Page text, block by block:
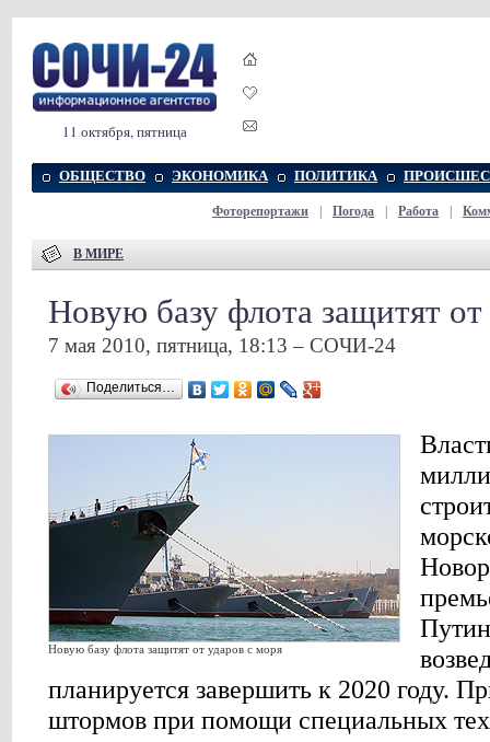
11 октября, пятница
ОБЩЕСТВО ЭКОНОМИКА ПОЛИТИКА
Фоторепортажи Погода Работа
В МИРЕ
Новую базу флота защитят
7 мая 2010, пятница, 18:13 – СОЧИ-24
Поделиться…
Новую базу флота защитят от ударов с моря
планируется завершить к 2020 году.
штормов при помощи специальных